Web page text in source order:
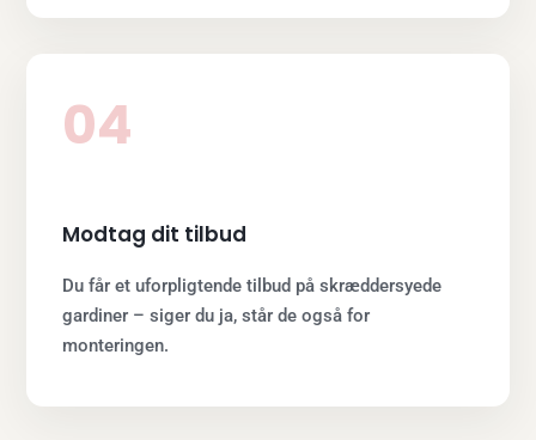
04
Modtag dit tilbud
Du får et uforpligtende tilbud på skræddersyede
gardiner – siger du ja, står de også for
monteringen.